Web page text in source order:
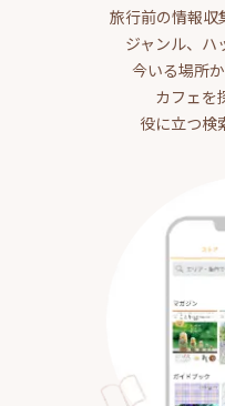
旅行前の情報収
ジャンル、ハ
今いる場所
カフェを
役に立つ検